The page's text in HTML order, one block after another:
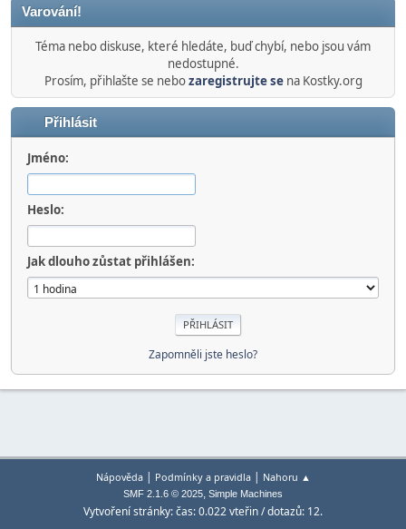
Varování!
Téma nebo diskuse, které hledáte, buď chybí, nebo jsou vám
nedostupné.
Prosím, přihlašte se nebozaregistrujte sena Kostky.org
Přihlásit
Jméno:
Heslo:
Jak dlouho zůstat přihlášen:
Zapomněli jste heslo?
Nápověda| Podmínky a pravidla| Nahoru ▲
SMF 2.1.6 © 2025, Simple Machines
Vytvoření stránky: čas: 0.022 vteřin / dotazů: 12.